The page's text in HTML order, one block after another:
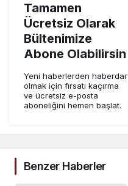
Tamamen
Ücretsiz Olarak
Bültenimize
Abone Olabilirsin
Yeni haberlerden haberdar
olmak için fırsatı kaçırma
ve ücretsiz e-posta
aboneliğini hemen başlat.
Benzer Haberler